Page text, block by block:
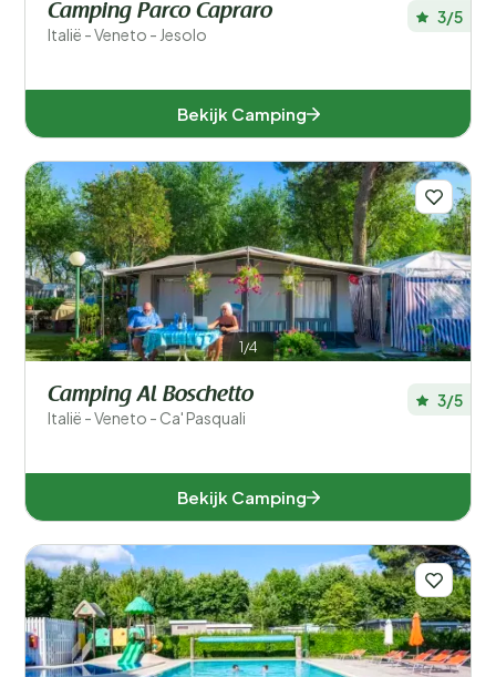
Camping Parco Capraro
Italië - Veneto - Jesolo
3/5
Bekijk Camping
1/4
Camping Al Boschetto
Italië - Veneto - Ca' Pasquali
3/5
Bekijk Camping